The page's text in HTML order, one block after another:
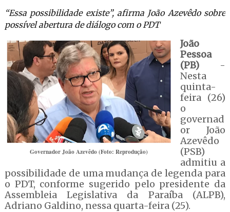
“Essa possibilidade existe”, afirma João Azevêdo sobre
possível abertura de diálogo com o PDT
Governador João Azevêdo (Foto: Reprodução)
João
Pessoa
(PB)-
Nesta
quinta-
feira (26)
o
governad
or João
Azevêdo
(PSB)
admitiu a
possibilidade de uma mudança de legenda para
o PDT, conforme sugerido pelo presidente da
Assembleia Legislativa da Paraíba (ALPB),
Adriano Galdino, nessa quarta-feira (25).